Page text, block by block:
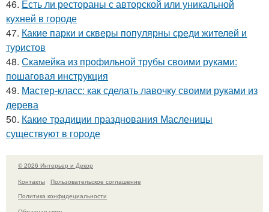
46. Есть ли рестораны с авторской или уникальной
кухней в городе
47. Какие парки и скверы популярны среди жителей и
туристов
48. Скамейка из профильной трубы своими руками:
пошаговая инструкция
49. Мастер-класс: как сделать лавочку своими руками из
дерева
50. Какие традиции празднования Масленицы
существуют в городе
© 2026 Интерьер и Декор
Контакты
Пользовательское соглашение
Политика конфидециальности